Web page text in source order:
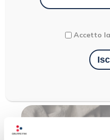
Accetto la